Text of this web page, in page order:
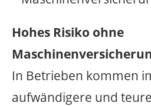
Hohes Risiko ohne
In Betrieben kommen
aufwändigere und